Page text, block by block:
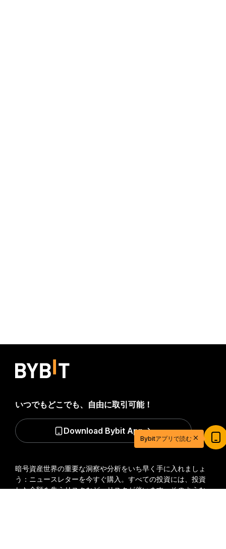
暗号資産世界の重要な洞察や分析をいち早く手に入れましょ
う：ニュースレターを今すぐ購入。 すべての投資には、投資
した全額を失うリスクなど、リスクが伴います。そのような
いつでもどこでも、自由に取引可能！
Download Bybit App
20ドル相当の特典ゲットで取引を始めよう
新規登録＆取引で20ドル相当の獲得チャンス！Bybitアプリで読む